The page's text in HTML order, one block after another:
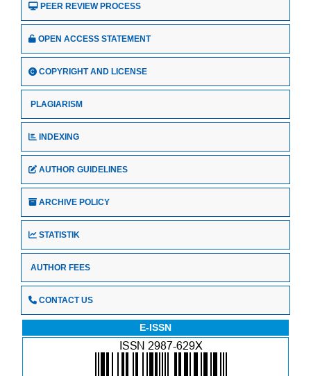
PEER REVIEW PROCESS
OPEN ACCESS STATEMENT
COPYRIGHT AND LICENSE
PLAGIARISM
INDEXING
AUTHOR GUIDELINES
ARCHIVE POLICY
STATISTIK
AUTHOR FEES
CONTACT US
E-ISSN